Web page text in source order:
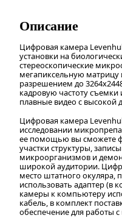
Описание
Цифровая камера
установки на
стереоскопические
мегапиксельную матрицу
разрешением до
кадровую частоту съемки
плавные видео с высокой
Цифровая камера
исследовании
ее помощью вы сможете
участки структуры,
микроорганизмов и
широкой аудитории.
место штатного
использовать адаптер (в
камеры к компьютеру
кабель, в комплект
обеспечение для работы